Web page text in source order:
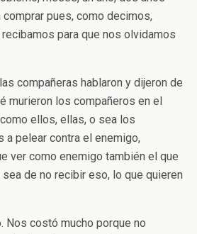
pues, como decimos,
para que nos olvidamos
compañeras hablaron y dijeron de
murieron los compañeros en el
ellos, ellas, o sea los
pelear contra el enemigo,
ver como enemigo también el que
de no recibir eso, lo que quieren
Nos costó mucho porque no